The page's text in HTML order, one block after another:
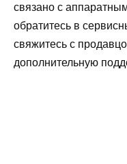
связано с
обратитесь в
свяжитесь с
дополнительную